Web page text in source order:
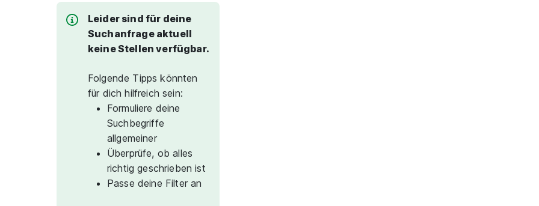
Leider sind für deine
Suchanfrage aktuell
keine Stellen verfügbar.
Folgende Tipps könnten
für dich hilfreich sein:
Formuliere deine
Suchbegriffe
allgemeiner
Überprüfe, ob alles
richtig geschrieben ist
Passe deine Filter an